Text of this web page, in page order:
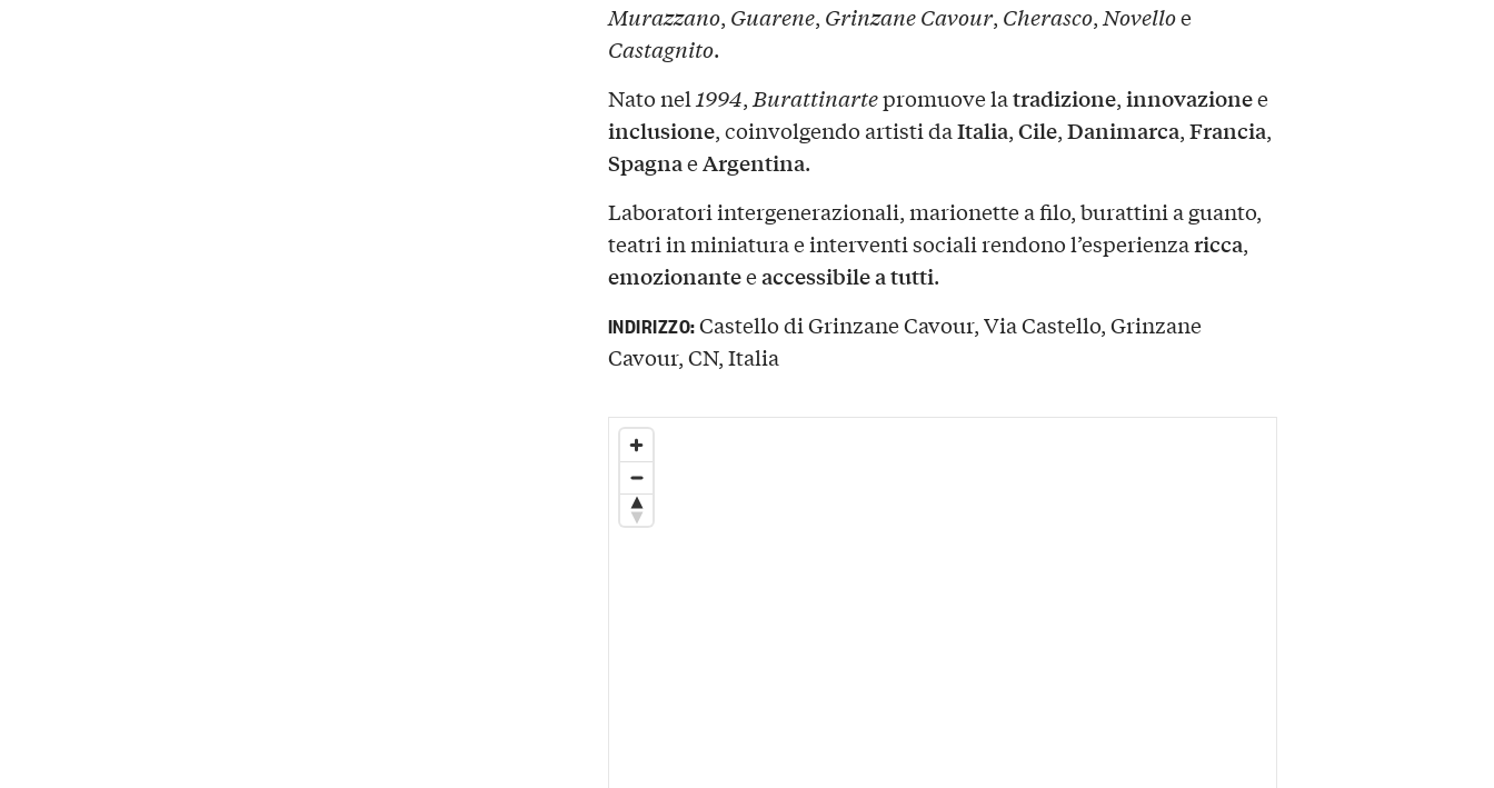
Murazzano, Guarene, Grinzane Cavour, Cherasco, Novelloe
Castagnito.
Nato nel 1994, Burattinartepromuove latradizione,innovazionee
inclusione, coinvolgendo artisti daItalia,Cile,Danimarca,Francia,
SpagnaeArgentina.
Laboratori intergenerazionali, marionette a filo, burattini a guanto,
teatri in miniatura e interventi sociali rendono l’esperienzaricca,
emozionanteeaccessibile a tutti.
INDIRIZZO:Castello di Grinzane Cavour, Via Castello, Grinzane
Cavour, CN, Italia